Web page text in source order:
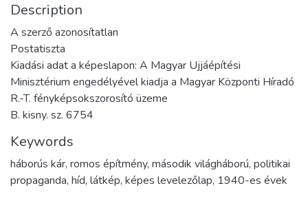
Description
A szerző azonosítatlan
Postatiszta
Kiadási adat a képeslapon: A Magyar Ujjáépítési
Minisztérium engedélyével kiadja a Magyar Központi Híradó
R.-T. fényképsokszorosító üzeme
B. kisny. sz. 6754
Keywords
háborús kár, romos építmény, második világháború, politikai
propaganda, híd, látkép, képes levelezőlap, 1940-es évek